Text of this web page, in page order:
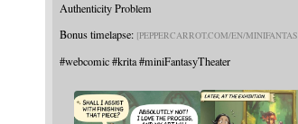
Authenticity Problem
Bonus timelapse: PEPPERCARROT.COM/EN/MINIFANTAS
#webcomic #krita#miniFantasyTheater